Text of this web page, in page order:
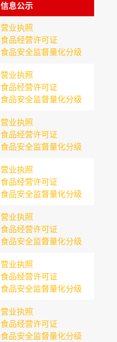
信息公示
营业执照
食品经营许可证
食品安全监督量化分级
营业执照
食品经营许可证
食品安全监督量化分级
营业执照
食品经营许可证
食品安全监督量化分级
营业执照
食品经营许可证
食品安全监督量化分级
营业执照
食品经营许可证
食品安全监督量化分级
营业执照
食品经营许可证
食品安全监督量化分级
营业执照
食品经营许可证
食品安全监督量化分级